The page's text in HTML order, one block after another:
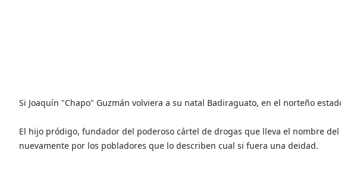
Si Joaquín "Chapo" Guzmán volviera a su natal Badiraguato, en el norteño
El hijo pródigo, fundador del poderoso cártel de drogas que lleva el nombre
nuevamente por los pobladores que lo describen cual si fuera una deidad.